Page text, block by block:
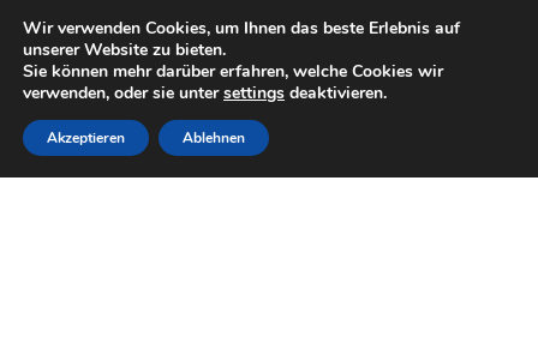
LIEFERUNG ab 6 EUR
Mo–Fr 9–16 Uhr · 0175 7465658
Zur
Navigation
springen
Zum
Inhalt
springen
Wir verwenden Cookies, um Ihnen das beste Erlebnis auf
unserer Website zu bieten.
Sie können mehr darüber erfahren, welche Cookies wir
verwenden, oder sie untersettings deaktivieren.
Akzeptieren Ablehnen